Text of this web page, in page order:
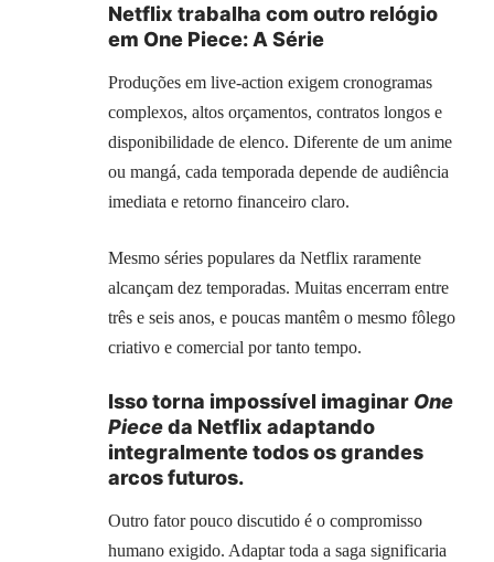
Netflix trabalha com outro relógio
em One Piece: A Série
Produções em live-action exigem cronogramas
complexos, altos orçamentos, contratos longos e
disponibilidade de elenco. Diferente de um anime
ou mangá, cada temporada depende de audiência
imediata e retorno financeiro claro.
Mesmo séries populares da Netflix raramente
alcançam dez temporadas. Muitas encerram entre
três e seis anos, e poucas mantêm o mesmo fôlego
criativo e comercial por tanto tempo.
Isso torna impossível imaginar One
Pieceda Netflix adaptando
integralmente todos os grandes
arcos futuros.
Outro fator pouco discutido é o compromisso
humano exigido. Adaptar toda a saga significaria